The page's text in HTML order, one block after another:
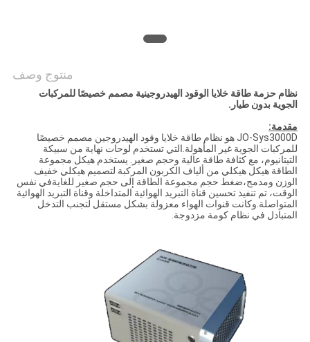
منتوج وصف
نظام حزمة طاقة خلايا الوقود الهيدروجينية مصمم خصيصًا للمركبات
الجوية بدون طيار.
مقدمة:
JO-Sys3000D هو نظام طاقة خلايا وقود الهيدروجين مصمم خصيصًا
للمركبات الجوية غير المأهولة.التي تستخدم لوحات نهاية من سبيكة
التيتانيوم، مع كثافة طاقة عالية وحجم صغير. يستخدم هيكل مجموعة
الطاقة هيكل هيكلي من ألياف الكربون المركبة لتصميم هيكلي خفيف
الوزن ومدمج،ضغط حجم مجموعة الطاقة إلى حجم صغير للغايةفي نفس
الوقت، تم تنفيذ تحسين قناة التبريد الهوائية المتداخلة وقناة التبريد الهوائية
المتواصلة.وكانت قنوات الهواء معزولة بشكل مستقل لتجنب التدخل
المتبادل في نظام كومة مزدوجة.